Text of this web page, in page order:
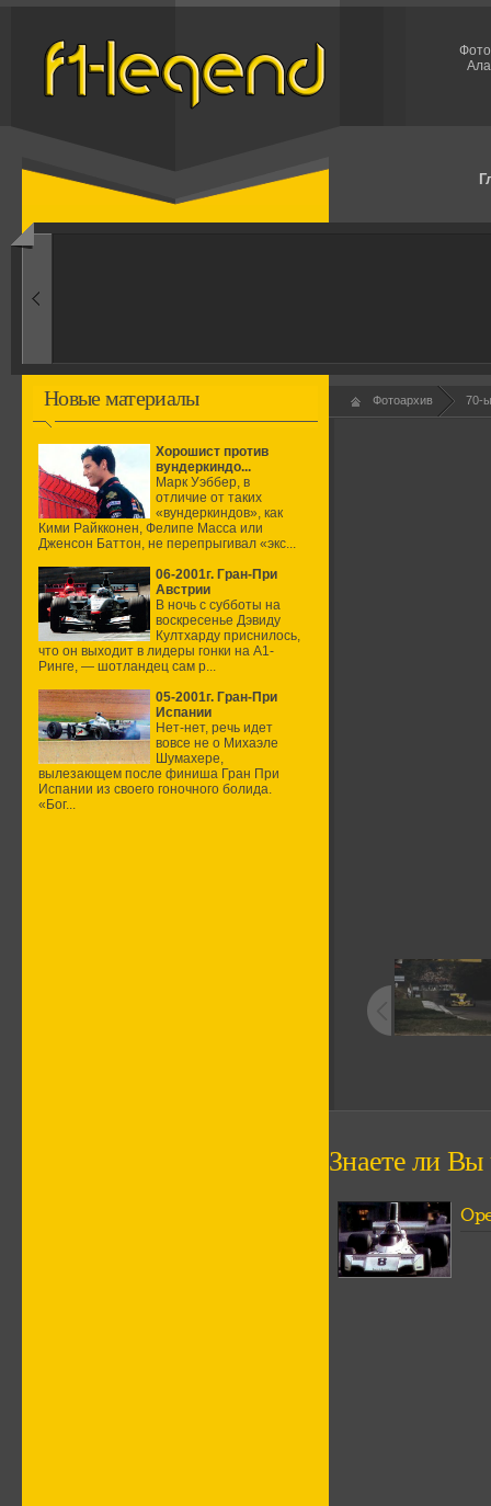
1960-ые
Новые материалы
Хорошист против
вундеркиндо...
Марк Уэббер, в
отличие от таких
«вундеркиндов», как
Кими Райкконен, Фелипе Масса или
Дженсон Баттон, не перепрыгивал «экс...
06-2001г. Гран-При
Австрии
В ночь с субботы на
воскресенье Дэвиду
Култхарду приснилось,
что он выходит в лидеры гонки на А1-
Ринге, — шотландец сам р...
05-2001г. Гран-При
Испании
Нет-нет, речь идет
вовсе не о Михаэле
Шумахере,
вылезающем после финиша Гран При
Испании из своего гоночного болида.
«Бог...
Фотоархив 70-
Знаете ли Вы